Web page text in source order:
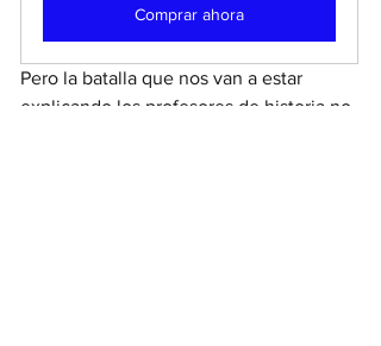
Comprar ahora
Pero la batalla que nos van a estar
explicando los profesores de historia no